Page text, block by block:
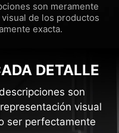
son meramente
de los productos
exacta.
DETALLE
son
visual
ser perfectamente